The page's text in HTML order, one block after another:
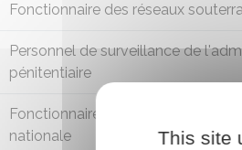
Fonctionnaire des réseaux
Personnel de surveillance de
pénitentiaire
Fonctionnaire des services actifs
nationale
This site